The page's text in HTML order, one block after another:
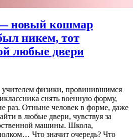
новый кошмар
никем, тот
любые двери
физики, провинившимся
снять военную форму,
раз. Отныне человек в форме, даже
в любые двери, чувствуя за
машины. Школа,
Что значит очередь? Что